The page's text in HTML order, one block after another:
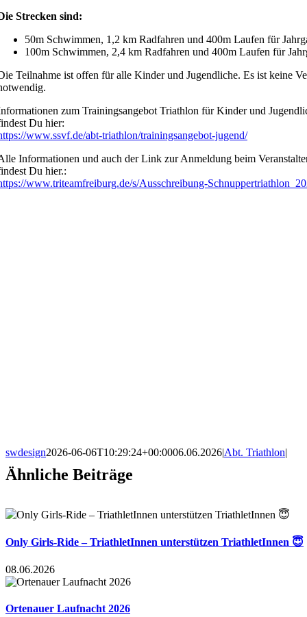
Strecken sind:
50m Schwimmen, 1,2 km Radfahren und 400m Laufen für
100m Schwimmen, 2,4 km Radfahren und 400m Laufen für
Teilnahme ist offen für alle Kinder und Jugendliche. Es ist keine
zum Trainingsangebot Triathlon für Kinder und
Du hier:
www.ssvf.de/abt-triathlon/trainingsangebot-jugend/
Informationen und auch der Link zur Anmeldung beim
Du hier.:
www.triteamfreiburg.de/s/Ausschreibung-
swdesign2026-06-06T10:29:24+00:0006.06.2026|Abt. Triathlon|
Ähnliche Beiträge
Only Girls-Ride – TriathletInnen unterstützen TriathletInnen 😇
08.06.2026
Ortenauer Laufnacht 2026